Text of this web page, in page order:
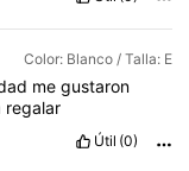
Color: Blanco / Talla: E
megustaron
regalar
Útil (0)